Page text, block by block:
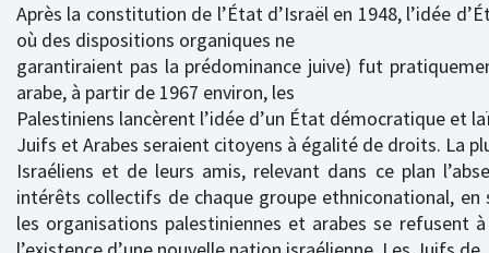
Après la constitution de l’État d’Israël en 1948, l’idée
où des dispositions organiques ne
garantiraient pas la prédominance juive) fut
arabe, à partir de 1967 environ, les
Palestiniens lancèrent l’idée d’un État démocratique et
Juifs et Arabes seraient citoyens à égalité de droits. La
Israéliens et de leurs amis, relevant dans ce plan
intérêts collectifs de chaque groupe ethniconational, en
les organisations palestiniennes et arabes se refusent